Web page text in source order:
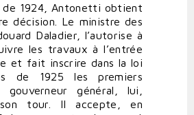
de 1924, Antonetti obtient
décision. Le ministre des
Daladier, l’autorise à
les travaux à l’entrée
et fait inscrire dans la loi
de 1925 les premiers
général, lui,
tour. Il accepte, en